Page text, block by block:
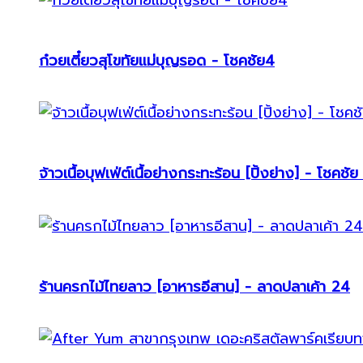
ก๋วยเตี๋ยวสุโขทัยแม่บุญรอด - โชคชัย4
จ้าวเนื้อบุฟเฟ่ต์เนื้อย่างกระทะร้อน [ปิ้งย่าง] - โชคชั
ร้านครกไม้ไทยลาว [อาหารอีสาน] - ลาดปลาเค้า 24